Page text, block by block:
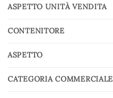
ASPETTO UNITÀ VENDITA
CONTENITORE
ASPETTO
CATEGORIA COMMERCIALE